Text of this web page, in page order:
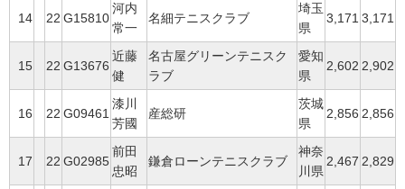
14 22 G15810
河内
常一
名細テニスクラブ
埼玉
県
3,171 3,171
15 22 G13676
近藤
健
名古屋グリーンテニスク
ラブ
愛知
県
2,602 2,902
16 22 G09461
漆川
芳國
産総研
茨城
県
2,856 2,856
17 22 G02985
前田
忠昭
鎌倉ローンテニスクラブ
神奈
川県
2,467 2,829